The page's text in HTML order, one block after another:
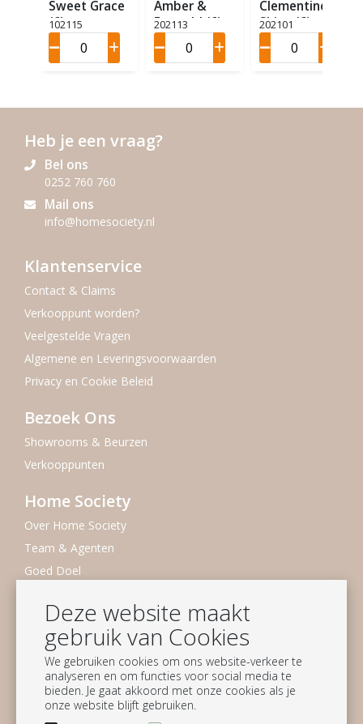
Deze website maakt
gebruik van Cookies
We gebruiken cookies om ons website-verkeer te
analyseren en om functies voor social media te
bieden. Je gaat akkoord met onze cookies als je
onze website blijft gebruiken.
Sweet Grace
(6)
102115
Amber &
Emerald (6)
202113
Clementine
Shine (6)
202101
Heb je een vraag?
Bel ons
0252 760 760
Mail ons
info@homesociety.nl
Klantenservice
Contact & Claims
Verkooppunt worden?
Veelgestelde Vragen
Algemene en Leveringsvoorwaarden
Privacy en Cookie Beleid
Bezoek Ons
Showrooms & Beurzen
Verkooppunten
Home Society
Over Home Society
Team & Agenten
Goed Doel
Vacatures
Nieuwsbrief
Blijf op de hoogte